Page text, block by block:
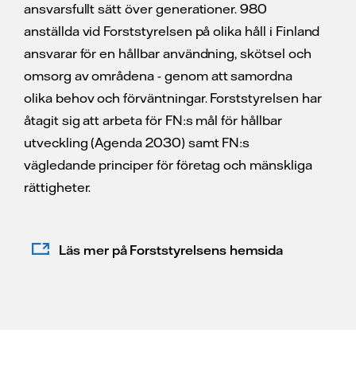
ansvarsfullt sätt över generationer. 980
anställda vid Forststyrelsen på olika håll i Finland
ansvarar för en hållbar användning, skötsel och
omsorg av områdena - genom att samordna
olika behov och förväntningar. Forststyrelsen har
åtagit sig att arbeta för FN:s mål för hållbar
utveckling (Agenda 2030) samt FN:s
vägledande principer för företag och mänskliga
rättigheter.
Läs mer på Forststyrelsens hemsida